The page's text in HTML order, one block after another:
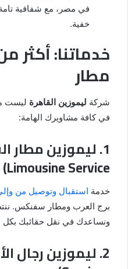
في مصر، مع شفافية
خفية.
خدماتنا: أكثر
مطار
شركة ليموزين القاهرة ليست
في كافة مشاويرك الهامة:
Limousine Service)
خدمة استقبال وتوصيل من
برج العرب ومطار سفنكس.
ونساعدك في نقل حقائبك بكل